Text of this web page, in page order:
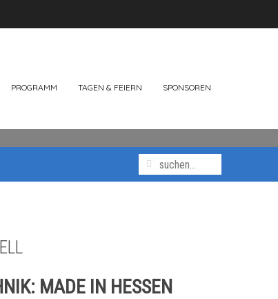
PROGRAMM TAGEN & FEIERN SPONSOREN
MADE IN HESSEN